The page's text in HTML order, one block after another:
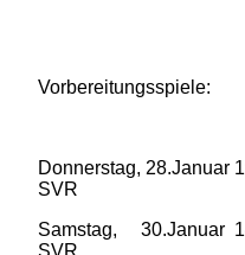
Vorbereitungsspiele:
Donnerstag, 28.Januar
SVR
Samstag, 30.Januar
SVR